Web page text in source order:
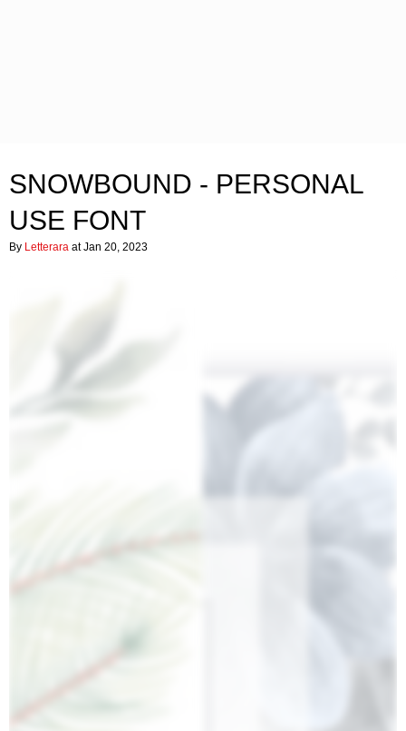
SNOWBOUND - PERSONAL
USE FONT
By Letterara at Jan 20, 2023